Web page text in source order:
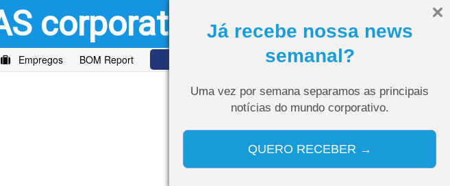
Já recebe nossa news
semanal?
Uma vez por semana separamos as principais
notícias do mundo corporativo.
QUERO RECEBER →
corporativo
Empregos BOM Report Curso de IA